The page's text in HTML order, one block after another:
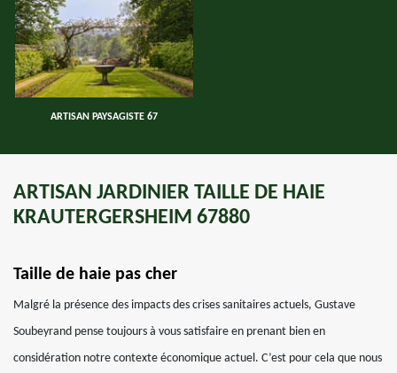
ARTISAN PAYSAGISTE 67
ARTISAN JARDINIER TAILLE DE HAIE
KRAUTERGERSHEIM 67880
Taille de haie pas cher
Malgré la présence des impacts des crises sanitaires actuels, Gustave
Soubeyrand pense toujours à vous satisfaire en prenant bien en
considération notre contexte économique actuel. C’est pour cela que nous